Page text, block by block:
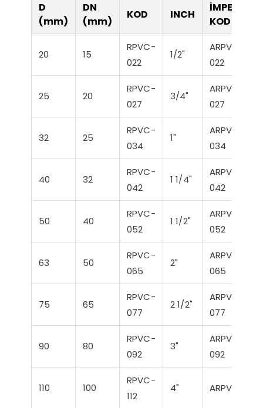
D
(mm)
DN
(mm)
KOD INCH
İMPERYAL
KOD
20 15
RPVC-
022
1/2"
ARPVC-
022
25 20
RPVC-
027
3/4"
ARPVC-
027
32 25
RPVC-
034
1"
ARPVC-
034
40 32
RPVC-
042
1 1/4"
ARPVC-
042
50 40
RPVC-
052
1 1/2"
ARPVC-
052
63 50
RPVC-
065
2"
ARPVC-
065
75 65
RPVC-
077
2 1/2"
ARPVC-
077
90 80
RPVC-
092
3"
ARPVC-
092
110 100
RPVC-
112
4" ARPVC-112
Sessiz Nozbart
Gereken Hususlar